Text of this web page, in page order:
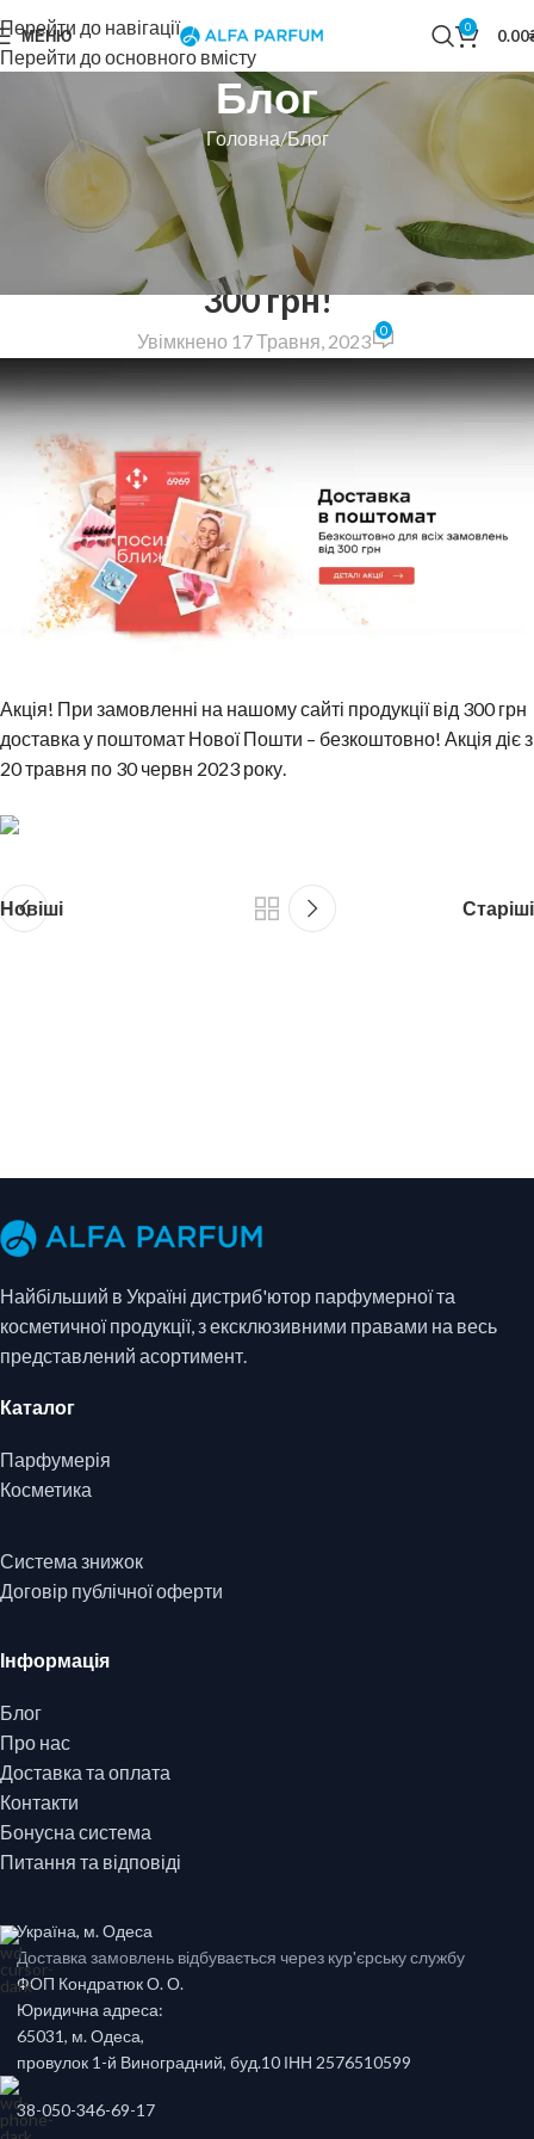
Перейти до навігації
Перейти до основного вмісту
МЕНЮ 0 0.00
Блог
Головна Блог
БЛОГ
Безкоштовна доставка в
поштомат при замовленні від
300 грн!
Увімкнено 17 Травня, 2023 0
Акція! При замовленні на нашому сайті продукції від 300 грн
доставка у поштомат Нової Пошти – безкоштовно! Акція діє з
20 травня по 30 червн 2023 року.
Новіші Старіші
Найбільший в Україні дистриб'ютор парфумерної та
косметичної продукції, з ексклюзивними правами на весь
представлений асортимент.
Каталог
Парфумерія
Косметика
Система знижок
Договір публічної оферти
Інформація
Блог
Про нас
Доставка та оплата
Контакти
Бонусна система
Питання та відповіді
Україна, м. Одеса
Доставка замовлень відбувається через кур'єрську службу
ФОП Кондратюк О. О.
Юридична адреса:
65031, м. Одеса,
провулок 1-й Виноградний, буд.10 ІНН 2576510599
38-050-346-69-17